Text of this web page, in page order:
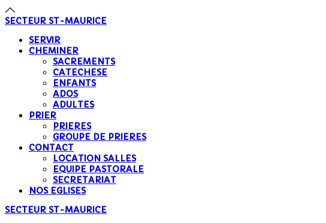
SECTEUR ST-MAURICE
SERVIR
CHEMINER
SACREMENTS
CATECHESE
ENFANTS
ADOS
ADULTES
PRIER
PRIERES
GROUPE DE PRIERES
CONTACT
LOCATION SALLES
EQUIPE PASTORALE
SECRETARIAT
NOS EGLISES
SECTEUR ST-MAURICE